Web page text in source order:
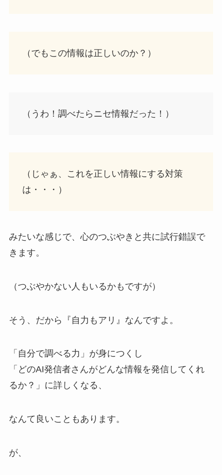
（でもこの情報は正しいのか？）
（うわ！調べたらニセ情報だった！）
（じゃぁ、これを正しい情報にする対策
は・・・）
みたいな感じで、心のつぶやきと共に試行錯誤で
きます。
（つぶやかない人もいるかもですが）
そう、だから『自力もアリ』なんですよ。
「自分で調べる力」が身につくし
「どのAI発信者さんがどんな情報を発信してくれ
るか？」に詳しくなる、
なんて良いこともあります。
が、